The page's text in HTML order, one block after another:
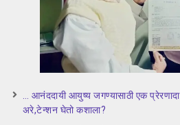
… आनंददायी आयुष्य जगण्यासाठी एक
अरे,टेन्शन घेतो कशाला?